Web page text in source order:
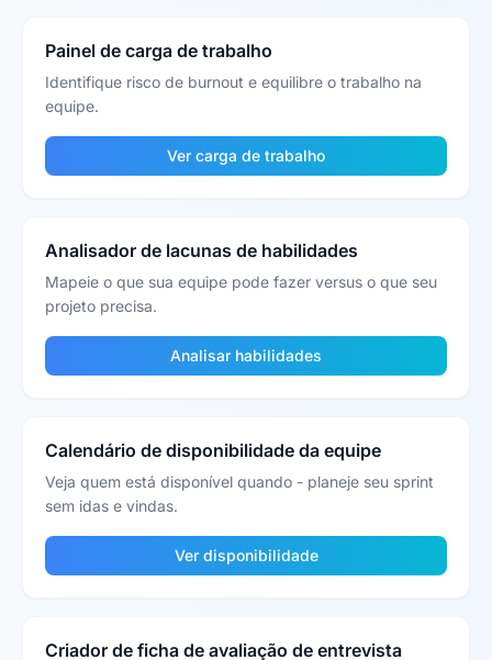
Painel de carga de trabalho
Identifique risco de burnout e equilibre o trabalho na
equipe.
Ver carga de trabalho
Analisador de lacunas de habilidades
Mapeie o que sua equipe pode fazer versus o que seu
projeto precisa.
Analisar habilidades
Calendário de disponibilidade da equipe
Veja quem está disponível quando - planeje seu sprint
sem idas e vindas.
Ver disponibilidade
Criador de ficha de avaliação de entrevista